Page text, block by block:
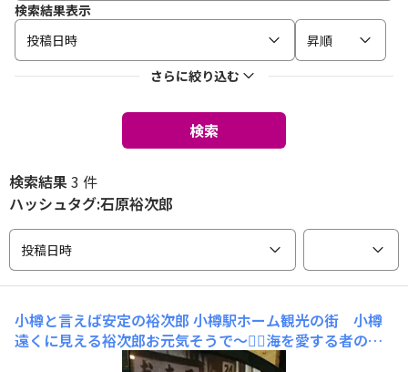
検索結果表示
投稿日時
昇順
さらに絞り込む
検索
検索結果3 件
ハッシュタグ:石原裕次郎
投稿日時
小樽と言えば安定の裕次郎 小樽駅ホーム観光の街 小樽
遠くに見える裕次郎お元気そうで～🙇‍♀️海を愛する者の４
番ホーム🙇‍♀️空が黒い😭その後期待に応えるように雨😭小